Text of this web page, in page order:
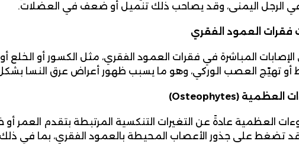
الرجل اليمنى، وقد يصاحب ذلك تنميل أو ضعف في العضلات.
فقرات العمود الفقري
المباشرة في فقرات العمود الفقري، مثل الكسور أو الخلع
أو تهيّج العصب الوركي، وهو ما يسبب ظهور أعراض عرق النسا
العظمية (Osteophytes)
العظمية عادةً عن التغيرات التنكسية المرتبطة بتقدم العمر
تضغط على جذور الأعصاب المحيطة بالعمود الفقري، بما في ذلك